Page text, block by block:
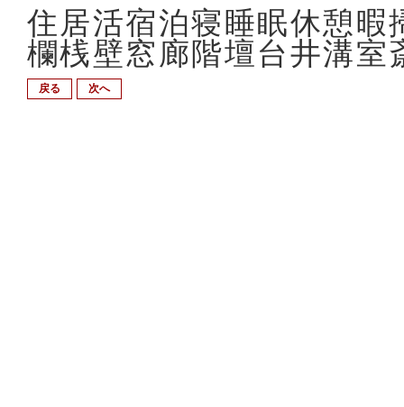
住居活宿泊寝睡眠休憩暇
欄桟壁窓廊階壇台井溝室
戻る 次へ